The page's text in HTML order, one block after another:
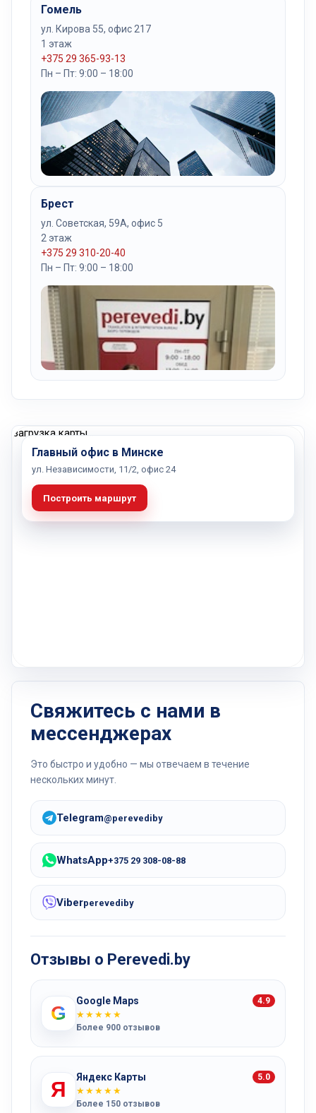
Гомель
ул. Кирова 55, офис 217
1 этаж
+375 29 365-93-13
Пн – Пт: 9:00 – 18:00
Брест
ул. Советская, 59А, офис 5
2 этаж
+375 29 310-20-40
Пн – Пт: 9:00 – 18:00
Главный офис в Минске
ул. Независимости, 11/2, офис 24
Построить маршрут
загрузка карты...
Свяжитесь с нами в
мессенджерах
Это быстро и удобно — мы отвечаем в течение
нескольких минут.
Telegram@perevediby
WhatsApp+375 29 308-08-88
Viberperevediby
Отзывы о Perevedi.by
G
Google Maps 4.9
★★★★★
Более 900 отзывов
Я
Яндекс Карты 5.0
★★★★★
Более 150 отзывов